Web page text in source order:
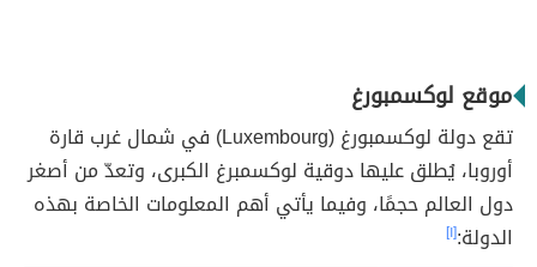
موقع لوكسمبورغ
تقع دولة لوكسمبورغ (Luxembourg) في شمال غرب قارة
أوروبا، يُطلق عليها دوقية لوكسمبرغ الكبرى، وتعدّ من أصغر
دول العالم حجمًا، وفيما يأتي أهم المعلومات الخاصة بهذه
الدولة:[١]